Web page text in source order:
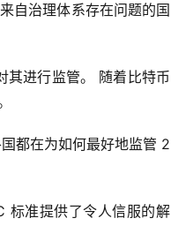
自治理体系存在问题的国
其进行监管。 随着比特币
都在为如何最好地监管 2
标准提供了令人信服的解